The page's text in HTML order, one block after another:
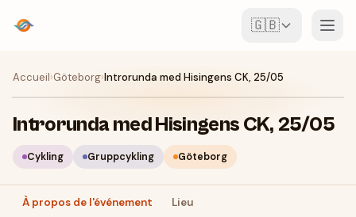
🇬🇧
Événements
Carte
Lieux
Pour les organisateurs
Accueil›Göteborg›Introrunda med Hisingens CK, 25/05
Introrunda med Hisingens CK, 25/05
Cykling Gruppcykling Göteborg
À propos de l'événement Lieu